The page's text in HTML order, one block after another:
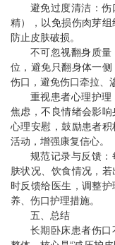
避免过度清洁：
精），以免损伤肉芽组
防止皮肤破损。
不可忽视翻身质量
位，避免只翻身体一
伤口，避免伤口牵拉、
重视患者心理护理
焦虑，不良情绪会影
心理安慰，鼓励患者
活动，增强康复信心。
规范记录与反馈
肤状况、饮食情况，
时反馈给医生，调整
养、伤口护理措施。
五、总结
长期卧床患者伤口